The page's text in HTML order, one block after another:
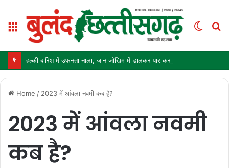
Menu
Switch
Home / 2023 में आंवला नवमी कब है?
2023 में आंवला नवमी
कब है?